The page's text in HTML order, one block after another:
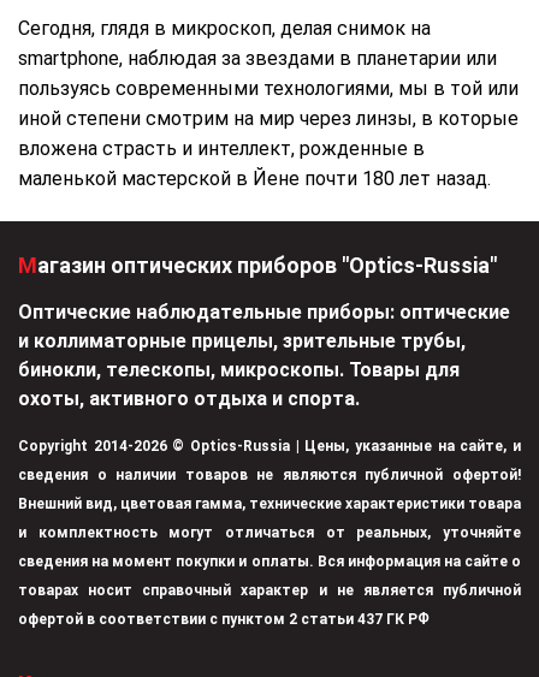
Сегодня, глядя в микроскоп, делая снимок на
smartphone, наблюдая за звездами в планетарии или
пользуясь современными технологиями, мы в той или
иной степени смотрим на мир через линзы, в которые
вложена страсть и интеллект, рожденные в
маленькой мастерской в Йене почти 180 лет назад.
Магазин оптических приборов "Optics-Russia"
Оптические наблюдательные приборы: оптические
и коллиматорные прицелы, зрительные трубы,
бинокли, телескопы, микроскопы. Товары для
охоты, активного отдыха и спорта.
Copyright 2014-2026 © Optics-Russia | Цены, указанные на сайте, и
сведения о наличии товаров не являются публичной офертой!
Внешний вид, цветовая гамма, технические характеристики товара
и комплектность могут отличаться от реальных, уточняйте
сведения на момент покупки и оплаты. Вся информация на сайте о
товарах носит справочный характер и не является публичной
офертой в соответствии с пунктом 2 статьи 437 ГК РФ